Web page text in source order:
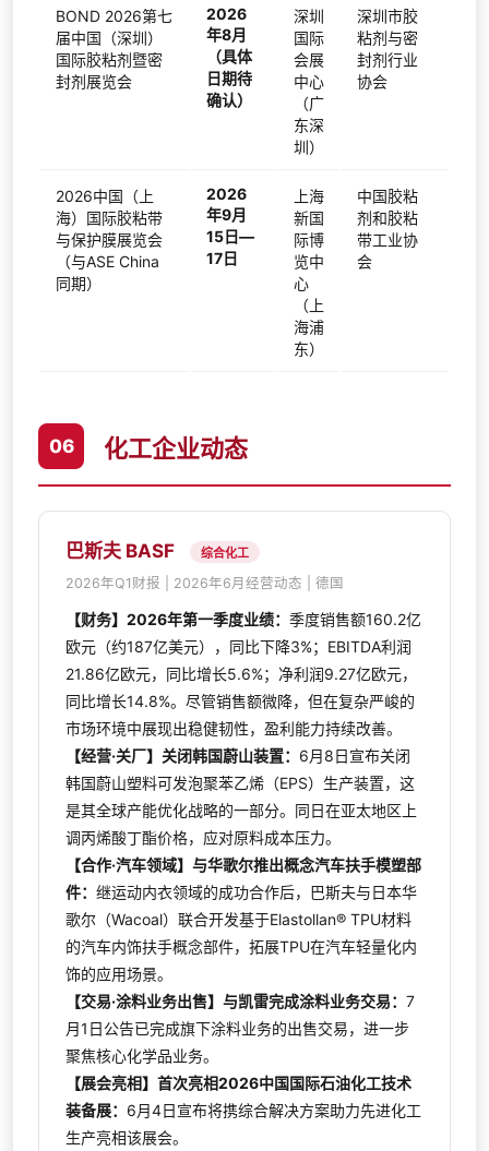
BOND 2026第七
届中国（深圳）
国际胶粘剂暨密
封剂展览会
2026
年8月
（具体
日期待
确认）
深圳
国际
会展
中心
（广
东深
圳）
深圳市胶
粘剂与密
封剂行业
协会
2026中国（上
海）国际胶粘带
与保护膜展览会
（与ASE China
同期）
2026
年9月
15日—
17日
上海
新国
际博
览中
心
（上
海浦
东）
中国胶粘
剂和胶粘
带工业协
会
06 化工企业动态
巴斯夫 BASF 综合化工
2026年Q1财报 | 2026年6月经营动态 | 德国
【财务】2026年第一季度业绩：季度销售额160.2亿
欧元（约187亿美元），同比下降3%；EBITDA利润
21.86亿欧元，同比增长5.6%；净利润9.27亿欧元，
同比增长14.8%。尽管销售额微降，但在复杂严峻的
市场环境中展现出稳健韧性，盈利能力持续改善。
【经营·关厂】关闭韩国蔚山装置： 6月8日宣布关闭
韩国蔚山塑料可发泡聚苯乙烯（EPS）生产装置，这
是其全球产能优化战略的一部分。同日在亚太地区上
调丙烯酸丁酯价格，应对原料成本压力。
【合作·汽车领域】与华歌尔推出概念汽车扶手模塑部
件：继运动内衣领域的成功合作后，巴斯夫与日本华
歌尔（Wacoal）联合开发基于Elastollan® TPU材料
的汽车内饰扶手概念部件，拓展TPU在汽车轻量化内
饰的应用场景。
【交易·涂料业务出售】与凯雷完成涂料业务交易：7
月1日公告已完成旗下涂料业务的出售交易，进一步
聚焦核心化学品业务。
【展会亮相】首次亮相2026中国国际石油化工技术
装备展： 6月4日宣布将携综合解决方案助力先进化工
生产亮相该展会。